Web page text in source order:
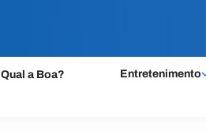
Qual a Boa? Entretenimento